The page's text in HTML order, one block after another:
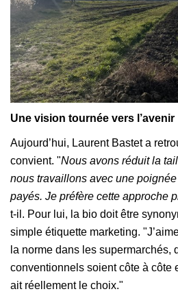
Une vision tournée vers l’avenir
Aujourd’hui, Laurent Bastet a
convient. "Nous avons réduit la
nous travaillons avec une
payés. Je préfère cette approche
t-il. Pour lui, la bio doit être
simple étiquette marketing.
la norme dans les supermarchés,
conventionnels soient côte à côte
ait réellement le choix."